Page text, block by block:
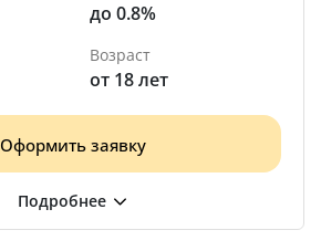
до 0.8%
Возраст
от 18 лет
Оформить заявку